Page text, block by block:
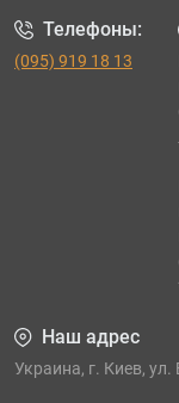
Телефоны:
(095) 919 18 13
Наш адрес
Украина, г. Киев,